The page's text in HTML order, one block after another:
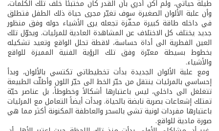
طيلة حياتي، ولم أكن أدري بأن القدر كان مختبئاً خلف تلك الكلمات،
وأن علبة الألوان الصغيرة سوف تغيّر مجرى حياة ذلك الطفل فتطلق
في داخله طاقة كبيرة محفّزة تجعله يرى الأشياء حوله وفق منظور
جديد يختلف كل الاختلاف عن المشاهدة العادية للمرئيات. ويحوّل تلك
العين الفطرية الى أداة حساسة، لاقطة تحلل الواقع وتعيد تشكيله
بخطوط بسيطة معبّرة وفق تلك الرؤية الفنية المميزة للواقع
والأشياء.
ومع علبة الألوان الجديدة بدأت تخطيطاتي تكتسي بالألوان، وبدأ
إحساسي بالمرئيات ينتقل من حيّز الخط الى حيّز اللون وأطلّت الطبيعة
تتغلغل الى داخلي، ليس باعتبارها أشكالاً وخطوطاً، بل عناصر حيّة
تمتلك إشعاعات بصرية نابضة بالحياة. وبدأت أيضاً التعامل مع المرئيات
باعتبارها مفردات لونية تشي بالسحر والعاطفة المكنونة أكثر مما هي
صورة مادية للواقع.